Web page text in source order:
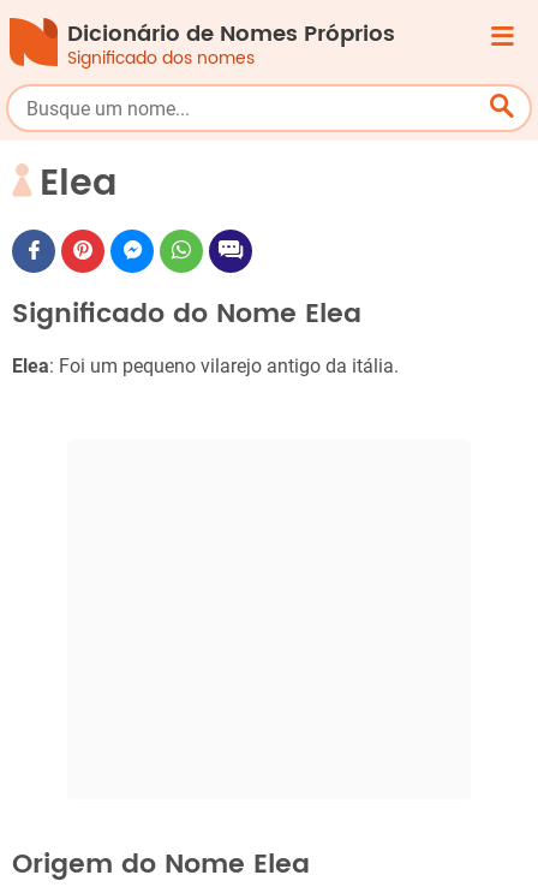
Dicionário de Nomes Próprios
Significado dos nomes
Elea
Significado do Nome Elea
Elea: Foi um pequeno vilarejo antigo da itália.
Origem do Nome Elea